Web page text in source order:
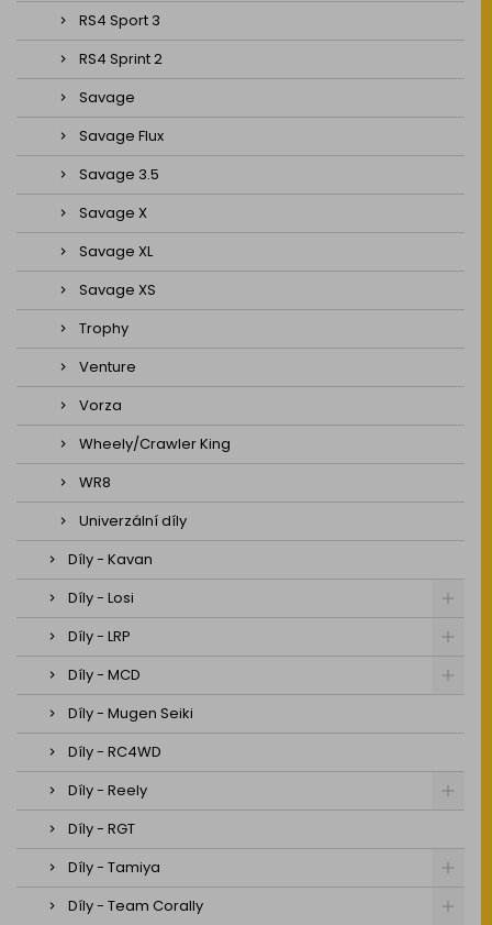
RS4 Sport 3
RS4 Sprint 2
Savage
Savage Flux
Savage 3.5
Savage X
Savage XL
Savage XS
Trophy
Venture
Vorza
Wheely/Crawler King
WR8
Univerzální díly
Díly - Kavan
Díly - Losi
Díly - LRP
Díly - MCD
Díly - Mugen Seiki
Díly - RC4WD
Díly - Reely
Díly - RGT
Díly - Tamiya
Díly - Team Corally